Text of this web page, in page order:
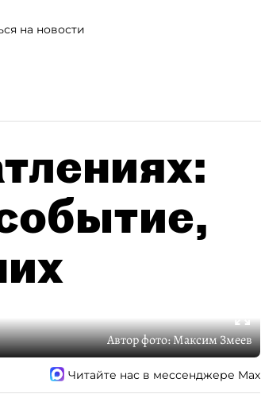
на новости
Автор фото:Максим Змеев
Читайте нас в мессенджере Max